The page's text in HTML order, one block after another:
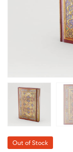
Out of Stock